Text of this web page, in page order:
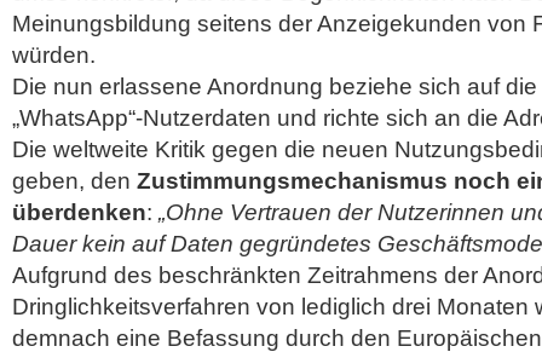
Meinungsbildung seitens der Anzeigekunden von
würden.
Die nun erlassene Anordnung beziehe sich auf
„WhatsApp“-Nutzerdaten und richte sich an die
Die weltweite Kritik gegen die neuen
geben, den Zustimmungsmechanismus noch
überdenken: „Ohne Vertrauen der Nutzerinnen
Dauer kein auf Daten gegründetes
Aufgrund des beschränkten Zeitrahmens der
Dringlichkeitsverfahren von lediglich drei Monaten
demnach eine Befassung durch den Europäischen